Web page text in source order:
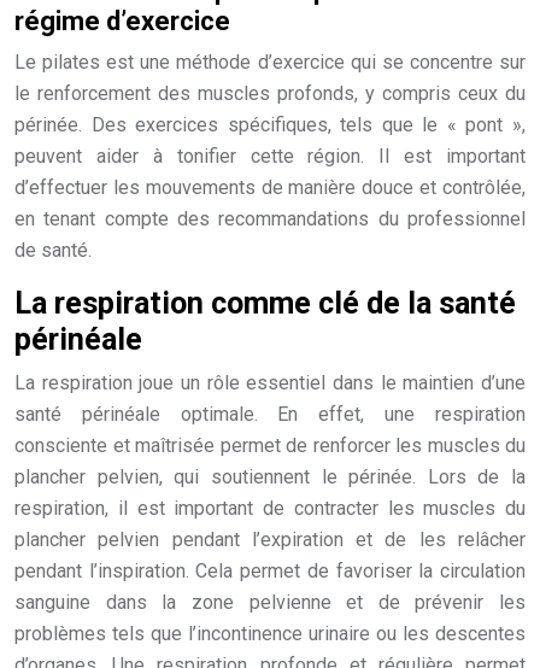
régime d’exercice
Le pilates est une méthode d’exercice qui se concentre sur
le renforcement des muscles profonds, y compris ceux du
périnée. Des exercices spécifiques, tels que le « pont »,
peuvent aider à tonifier cette région. Il est important
d’effectuer les mouvements de manière douce et contrôlée,
en tenant compte des recommandations du professionnel
de santé.
La respiration comme clé de la santé
périnéale
La respiration joue un rôle essentiel dans le maintien d’une
santé périnéale optimale. En effet, une respiration
consciente et maîtrisée permet de renforcer les muscles du
plancher pelvien, qui soutiennent le périnée. Lors de la
respiration, il est important de contracter les muscles du
plancher pelvien pendant l’expiration et de les relâcher
pendant l’inspiration. Cela permet de favoriser la circulation
sanguine dans la zone pelvienne et de prévenir les
problèmes tels que l’incontinence urinaire ou les descentes